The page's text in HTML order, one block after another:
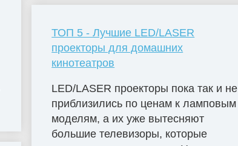
ТОП 5 - Лучшие LED/LASER
проекторы для домашних
кинотеатров
LED/LASER проекторы пока так и не
приблизились по ценам к ламповым
моделям, а их уже вытесняют
большие телевизоры, которые